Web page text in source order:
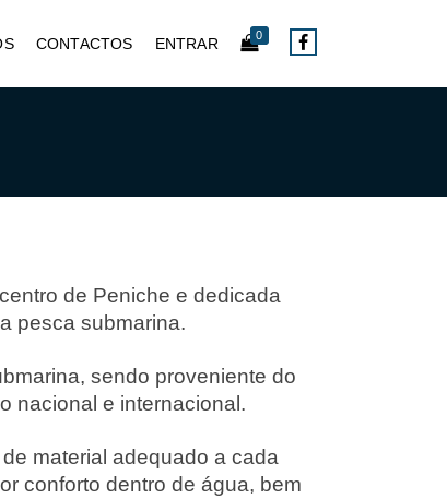
CONTACTOS ENTRAR 0
de Peniche e dedicada
pesca submarina.
sendo proveniente do
nacional e internacional.
material adequado a cada
conforto dentro de água, bem